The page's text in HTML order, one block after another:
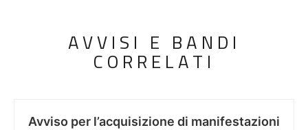
AVVISI E BANDI
CORRELATI
Avviso per l’acquisizione di manifestazioni